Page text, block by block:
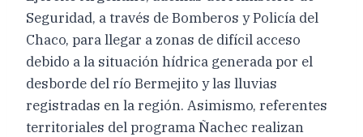
Seguridad, a través de Bomberos y Policía del
Chaco, para llegar a zonas de difícil acceso
debido a la situación hídrica generada por el
desborde del río Bermejito y las lluvias
registradas en la región. Asimismo, referentes
territoriales del programa Ñachec realizan